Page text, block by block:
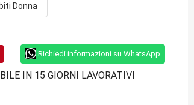
Donna
Richiedi informazioni su WhatsApp
IN 15 GIORNI LAVORATIVI